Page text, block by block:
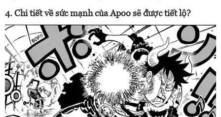
4. Chi tiết về sức mạnh của Apoo sẽ được tiết lộ?